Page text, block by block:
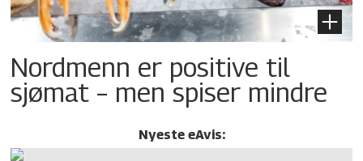
Nordmenn er positive til
sjømat – men spiser mindre
Nyeste eAvis: